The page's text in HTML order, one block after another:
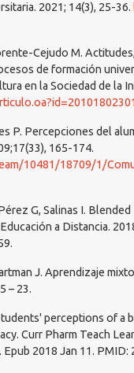
2021; 14(3), 25-36.
Cejudo M.
de formación
en la Sociedad de la
P. Percepciones del
165-174.
10481/18709/1/
G, Salinas I.
a Distancia.
J. Aprendizaje
– 23.
perceptions of a
Curr Pharm Teach
2018 Jan 11. PMID: